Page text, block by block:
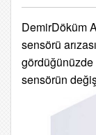
DemirDöküm
sensörü
sensörün